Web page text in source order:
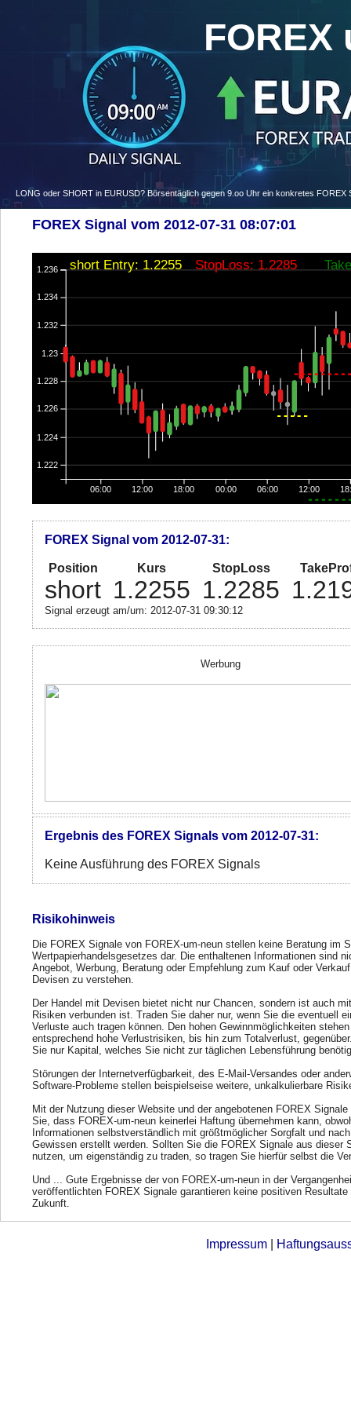
FOREX
LONG oder SHORT in EURUSD? Börsentäglich gegen 9.oo Uhr ein konkretes
FOREX Signal vom 2012-07-31 08:07:01
06:00 12:00 18:00 00:00 06:00 12:00
1.222
1.224
1.226
1.228
1.23
1.232
1.234
1.236 short Entry: 1.2255 StopLoss: 1.2285
FOREX Signal vom 2012-07-31:
Position Kurs StopLoss
short 1.2255 1.2285
Signal erzeugt am/um: 2012-07-31 09:30:12
Werbung
Ergebnis des FOREX Signals vom 2012-07-31:
Keine Ausführung des FOREX Signals
Risikohinweis
Die FOREX Signale von FOREX-um-neun stellen keine Beratung im
Wertpapierhandelsgesetzes dar. Die enthaltenen Informationen sind
Angebot, Werbung, Beratung oder Empfehlung zum Kauf oder
Devisen zu verstehen.
Der Handel mit Devisen bietet nicht nur Chancen, sondern ist auch
Risiken verbunden ist. Traden Sie daher nur, wenn Sie die eventuell
Verluste auch tragen können. Den hohen Gewinnmöglichkeiten stehen
entsprechend hohe Verlustrisiken, bis hin zum Totalverlust,
Sie nur Kapital, welches Sie nicht zur täglichen Lebensführung
Störungen der Internetverfügbarkeit, des E-Mail-Versandes oder
Software-Probleme stellen beispielseise weitere, unkalkulierbare
Mit der Nutzung dieser Website und der angebotenen FOREX
Sie, dass FOREX-um-neun keinerlei Haftung übernehmen kann,
Informationen selbstverständlich mit größtmöglicher Sorgfalt und
Gewissen erstellt werden. Sollten Sie die FOREX Signale aus dieser
nutzen, um eigenständig zu traden, so tragen Sie hierfür selbst die
Und ... Gute Ergebnisse der von FOREX-um-neun in der
veröffentlichten FOREX Signale garantieren keine positiven Resultate
Zukunft.
Impressum